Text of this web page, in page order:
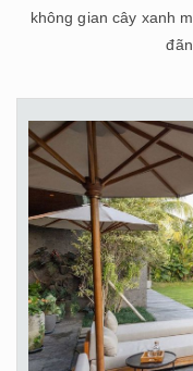
không gian cây xanh